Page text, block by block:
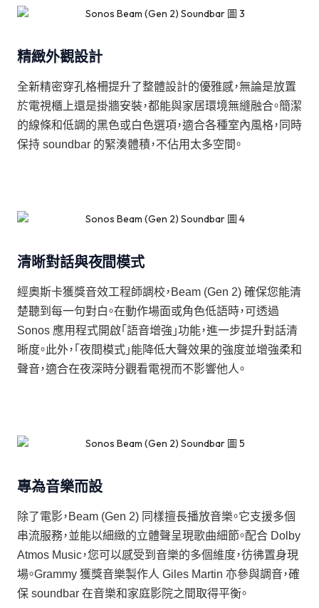
精緻外觀設計
全新精密穿孔格柵提升了整體設計的優雅感，無論是放置
於電視櫃上還是掛牆安裝，都能與家居環境無縫融合。簡潔
的線條和低調的黑色或白色選項，適合各種室內風格，同時
保持 soundbar 的緊湊體積，不佔用太多空間。
清晰對話與夜間模式
經奧斯卡獲獎音效工程師調校，Beam (Gen 2) 確保您能清
楚聽到每一句對白。在動作場面或角色低語時，可透過
Sonos 應用程式開啟「語音增強」功能，進一步提升對話清
晰度。此外，「夜間模式」能降低大聲效果的強度並增強柔和
聲音，適合在夜深時分觀看電視而不影響他人。
專為音樂而設
除了電影，Beam (Gen 2) 同樣擅長播放音樂。它支援多個
串流服務，並能以細緻的立體聲呈現歌曲細節。配合 Dolby
Atmos Music，您可以感受到音樂的多個維度，彷彿置身現
場。Grammy 獲獎音樂製作人 Giles Martin 亦參與調音，確
保 soundbar 在音樂和家庭影院之間取得平衡。